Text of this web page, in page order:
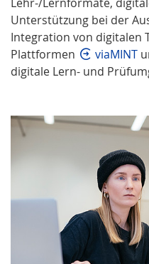
Unterstützung bei der
Integration von digitalen
Plattformen
viaMINT
digitale Lern- und